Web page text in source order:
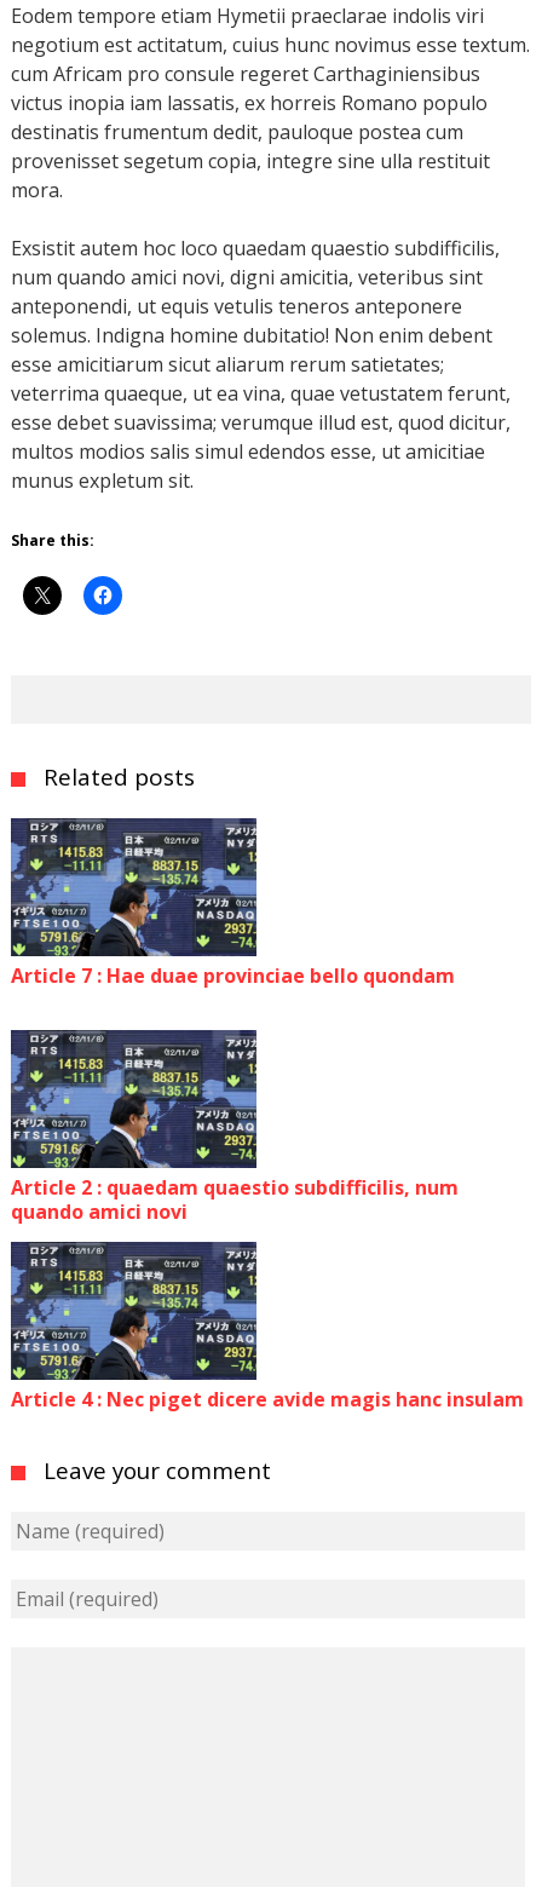
Eodem tempore etiam Hymetii praeclarae indolis viri
negotium est actitatum, cuius hunc novimus esse textum.
cum Africam pro consule regeret Carthaginiensibus
victus inopia iam lassatis, ex horreis Romano populo
destinatis frumentum dedit, pauloque postea cum
provenisset segetum copia, integre sine ulla restituit
mora.
Exsistit autem hoc loco quaedam quaestio subdifficilis,
num quando amici novi, digni amicitia, veteribus sint
anteponendi, ut equis vetulis teneros anteponere
solemus. Indigna homine dubitatio! Non enim debent
esse amicitiarum sicut aliarum rerum satietates;
veterrima quaeque, ut ea vina, quae vetustatem ferunt,
esse debet suavissima; verumque illud est, quod dicitur,
multos modios salis simul edendos esse, ut amicitiae
munus expletum sit.
Share this:
Related posts
Article 7 : Hae duae provinciae bello quondam
Article 2 : quaedam quaestio subdifficilis, num
quando amici novi
Article 4 : Nec piget dicere avide magis hanc insulam
Leave your comment